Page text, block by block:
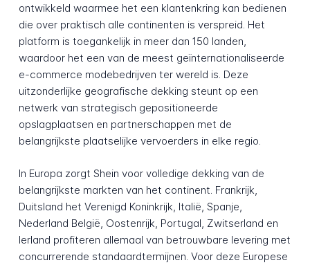
ontwikkeld waarmee het een klantenkring kan bedienen
die over praktisch alle continenten is verspreid. Het
platform is toegankelijk in meer dan 150 landen,
waardoor het een van de meest geïnternationaliseerde
e-commerce modebedrijven ter wereld is. Deze
uitzonderlijke geografische dekking steunt op een
netwerk van strategisch gepositioneerde
opslagplaatsen en partnerschappen met de
belangrijkste plaatselijke vervoerders in elke regio.
In Europa zorgt Shein voor volledige dekking van de
belangrijkste markten van het continent. Frankrijk,
Duitsland het Verenigd Koninkrijk, Italië, Spanje,
Nederland België, Oostenrijk, Portugal, Zwitserland en
Ierland profiteren allemaal van betrouwbare levering met
concurrerende standaardtermijnen. Voor deze Europese